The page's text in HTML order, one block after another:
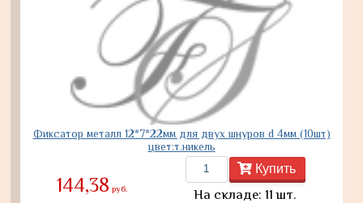
Фиксатор металл 12*7*22мм для двух шнуров d 4мм (10шт)
цвет:т.никель
144,38 руб.
Купить
На складе: 11 шт.